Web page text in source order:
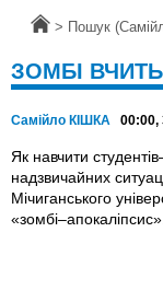
Головна
> Пошук
ЗОМБІ
Самійло КІШКА 00:00,
Як навчити
надзвичайних
Мічиганського